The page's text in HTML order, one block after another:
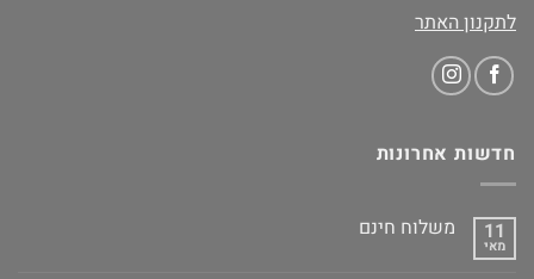
לתקנון האתר
חדשות אחרונות
11
מאי
משלוח חינם